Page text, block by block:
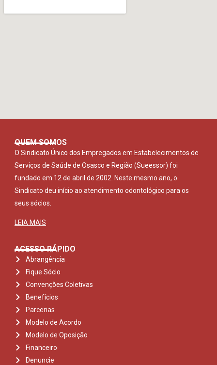
QUEM SOMOS
O Sindicato Único dos Empregados em Estabelecimentos de
Serviços de Saúde de Osasco e Região (Sueessor) foi
fundado em 12 de abril de 2002. Neste mesmo ano, o
Sindicato deu início ao atendimento odontológico para os
seus sócios.
LEIA MAIS
ACESSO RÁPIDO
Abrangência
Fique Sócio
Convenções Coletivas
Benefícios
Parcerias
Modelo de Acordo
Modelo de Oposição
Financeiro
Denuncie